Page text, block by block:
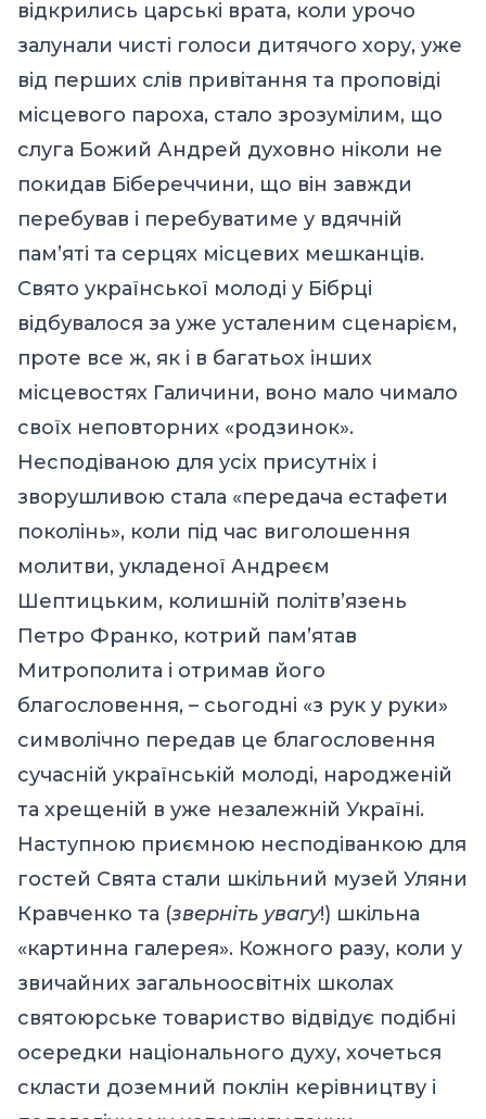
відкрились царські врата, коли урочо
залунали чисті голоси дитячого хору, уже
від перших слів привітання та проповіді
місцевого пароха, стало зрозумілим, що
слуга Божий Андрей духовно ніколи не
покидав Бібереччини, що він завжди
перебував і перебуватиме у вдячній
пам’яті та серцях місцевих мешканців.
Свято української молоді у Бібрці
відбувалося за уже усталеним сценарієм,
проте все ж, як і в багатьох інших
місцевостях Галичини, воно мало чимало
своїх неповторних «родзинок».
Несподіваною для усіх присутніх і
зворушливою стала «передача естафети
поколінь», коли під час виголошення
молитви, укладеної Андреєм
Шептицьким, колишній політв’язень
Петро Франко, котрий пам’ятав
Митрополита і отримав його
благословення, – сьогодні «з рук у руки»
символічно передав це благословення
сучасній українській молоді, народженій
та хрещеній в уже незалежній Україні.
Наступною приємною несподіванкою для
гостей Свята стали шкільний музей Уляни
Кравченко та (зверніть увагу!) шкільна
«картинна галерея». Кожного разу, коли у
звичайних загальноосвітніх школах
святоюрське товариство відвідує подібні
осередки національного духу, хочеться
скласти доземний поклін керівництву і